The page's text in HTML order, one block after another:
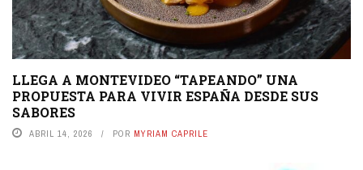
LLEGA A MONTEVIDEO “TAPEANDO” UNA
PROPUESTA PARA VIVIR ESPAÑA DESDE SUS
SABORES
ABRIL 14, 2026 POR MYRIAM CAPRILE